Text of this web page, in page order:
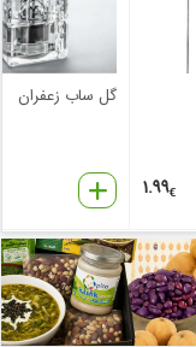
1.99€
گل ساب زعفران